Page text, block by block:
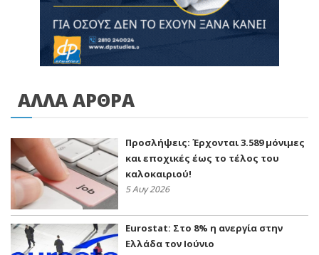
ΑΛΛΑ ΑΡΘΡΑ
Προσλήψεις: Έρχονται 3.589 μόνιμες
και εποχικές έως το τέλος του
καλοκαιριού!
5 Αυγ 2026
Eurostat: Στο 8% η ανεργία στην
Ελλάδα τον Ιούνιο